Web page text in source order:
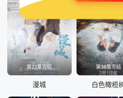
第22集完结
漫城
第38集完结
白色橄榄